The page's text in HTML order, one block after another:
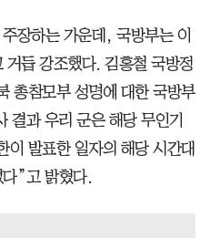
장하는 가운데, 국방부는 이
듭 강조했다. 김홍철 국방정
총참모부 성명에 대한 국방부
결과 우리 군은 해당 무인기
발표한 일자의 해당 시간대
”고 밝혔다.